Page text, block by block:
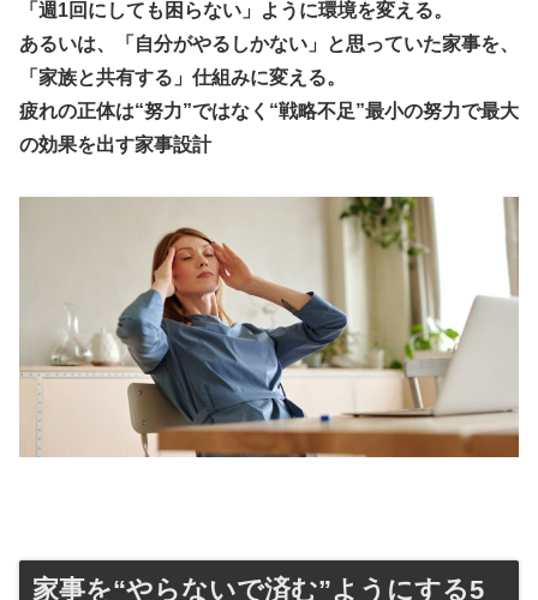
「週1回にしても困らない」ように環境を変える。
あるいは、「自分がやるしかない」と思っていた家事を、
「家族と共有する」仕組みに変える。
疲れの正体は“努力”ではなく“戦略不足”最小の努力で最大
の効果を出す家事設計
家事を“やらないで済む”ようにする5